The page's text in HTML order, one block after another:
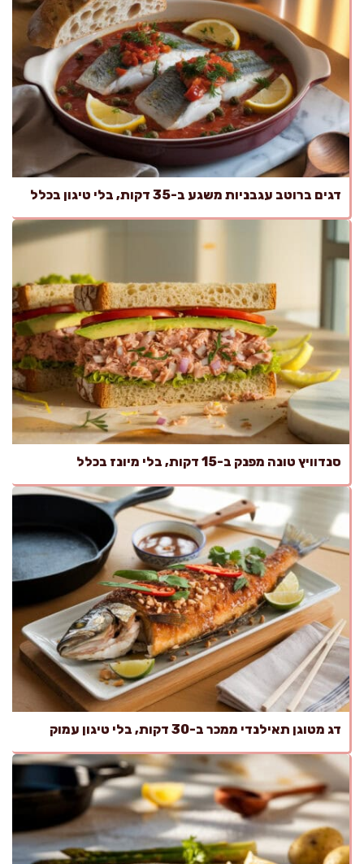
דגים ברוטב עגבניות משגע ב-35 דקות, בלי טיגון בכלל
סנדוויץ טונה מפנק ב-15 דקות, בלי מיונז בכלל
דג מטוגן תאילנדי ממכר ב-30 דקות, בלי טיגון עמוק